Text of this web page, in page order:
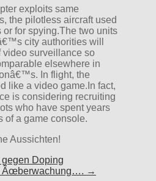
exploits same
the pilotless aircraft used
for spying.The two units
city authorities will
video surveillance so
elsewhere in
In flight, the
like a video game.In fact,
is considering recruiting
who have spent years
of a game console.
Aussichten!
Doping
Ãœberwachung…. →